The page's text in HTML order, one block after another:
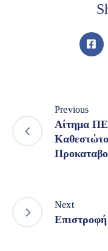
Previous
Αίτημα
Next